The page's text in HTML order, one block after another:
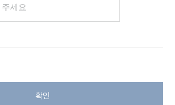
확인